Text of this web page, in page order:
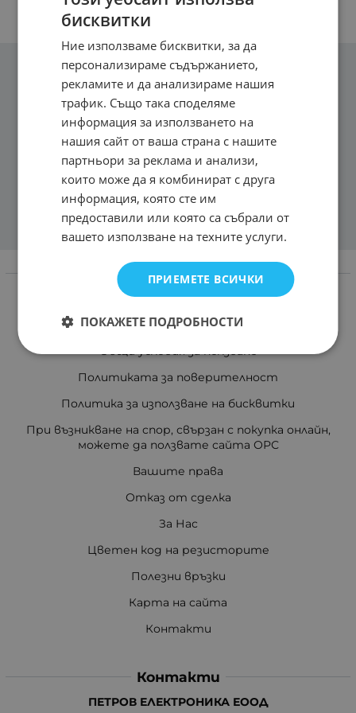
Информация
Доставка и плащане
Връщане и замяна
Общи условия за ползване
Политиката за поверителност
Политика за използване на бисквитки
При възникване на спор, свързан с покупка онлайн,
можете да ползвате сайта ОРС
Вашите права
Отказ от сделка
За Нас
Цветен код на резисторите
Полезни връзки
Карта на сайта
Контакти
Контакти
ПЕТРОВ ЕЛЕКТРОНИКА ЕООД
бисквитки
Ние използваме бисквитки, за да
персонализираме съдържанието,
рекламите и да анализираме нашия
трафик. Също така споделяме
информация за използването на
нашия сайт от ваша страна с нашите
партньори за реклама и анализи,
които може да я комбинират с друга
информация, която сте им
предоставили или която са събрали от
вашето използване на техните услуги.
ПРИЕМЕТЕ ВСИЧКИ
ПОКАЖЕТЕ ПОДРОБНОСТИ